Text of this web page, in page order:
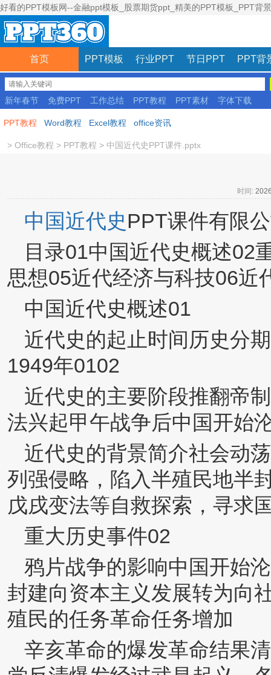
好看的PPT模板网--金融ppt模板_股票期货ppt_精美的PPT模板_PPT背
首页 PPT模板 行业PPT 节日PPT PPT背
新年春节 免费PPT 工作总结 PPT教程 PPT素材
字体下载
PPT教程
Word教程 Excel教程 office资讯
> Office教程 > PPT教程 > 中国近代史PPT课件.pptx
时间:
中国近代史PPT课件有限
目录01中国近代史概述02
思想05近代经济与科技06近
中国近代史概述01
近代史的起止时间历史分
1949年0102
近代史的主要阶段推翻帝
法兴起甲午战争后中国开始
近代史的背景简介社会动
列强侵略，陷入半殖民地半
戊戌变法等自救探索，寻求
重大历史事件02
鸦片战争的影响中国开始
封建向资本主义发展转为向
殖民的任务革命任务增加
辛亥革命的爆发革命结果